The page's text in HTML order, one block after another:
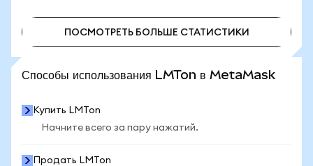
ПОСМОТРЕТЬ БОЛЬШЕ СТАТИСТИКИ
Способы использования LMTon в MetaMask
Купить LMTon
Начните всего за пару нажатий.
Продать LMTon